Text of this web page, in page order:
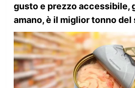
gusto e prezzo accessibile,
amano, è il miglior tonno